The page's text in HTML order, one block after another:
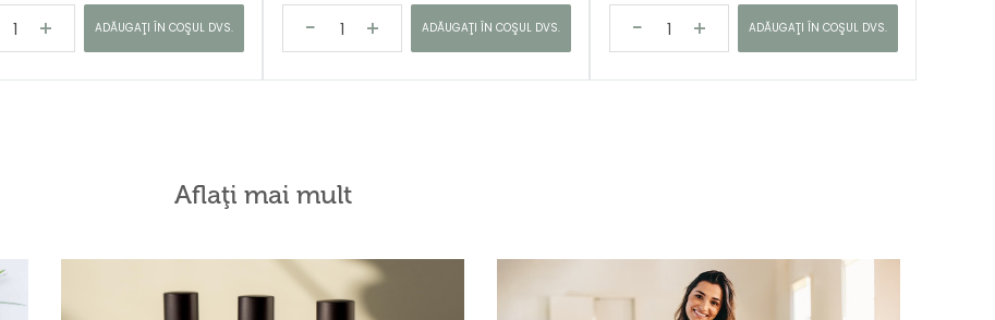
ADĂUGAŢI ÎN COŞUL DVS. ADĂUGAŢI ÎN COŞUL DVS. ADĂUGAŢI ÎN COŞUL DVS.
Aflaţi mai mult